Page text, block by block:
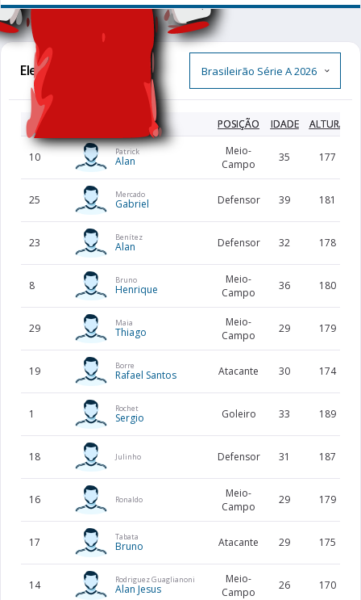
Elenco Completo
CAMISA POSIÇÃO IDADE ALTURA
10 Patrick
Alan
Meio-
Campo
35 177
25 Mercado
Gabriel Defensor 39 181
23 Benítez
Alan Defensor 32 178
8 Bruno
Henrique
Meio-
Campo
36 180
29 Maia
Thiago
Meio-
Campo
29 179
19 Borre
Rafael Santos Atacante 30 174
1 Rochet
Sergio Goleiro 33 189
18 Julinho Defensor 31 187
16 Ronaldo
Meio-
Campo
29 179
17 Tabata
Bruno Atacante 29 175
14 Rodriguez Guaglianoni
Alan Jesus
Meio-
Campo
26 170